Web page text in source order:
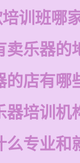
训班哪
卖乐器的
的店有哪
器培训机
么专业和